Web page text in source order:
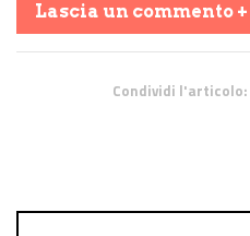
Lascia un commento +
Condividi l'articolo: